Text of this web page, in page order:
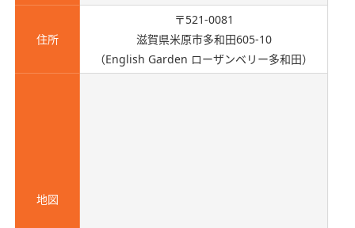
住所
〒521-0081
滋賀県米原市多和田605-10
（English Garden ローザンベリー多和田）
地図